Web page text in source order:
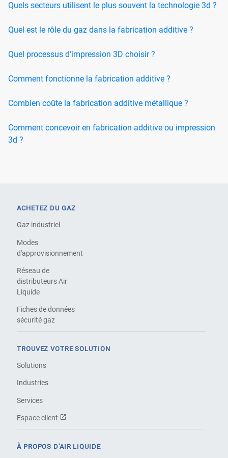
Quels secteurs utilisent le plus souvent la technologie 3d ?
Quel est le rôle du gaz dans la fabrication additive ?
Quel processus d’impression 3D choisir ?
Comment fonctionne la fabrication additive ?
Combien coûte la fabrication additive métallique ?
Comment concevoir en fabrication additive ou impression
3d ?
ACHETEZ DU GAZ
Gaz industriel
Modes
d'approvisionnement
Réseau de
distributeurs Air
Liquide
Fiches de données
sécurité gaz
TROUVEZ VOTRE SOLUTION
Solutions
Industries
Services
Espace client
À PROPOS D'AIR LIQUIDE